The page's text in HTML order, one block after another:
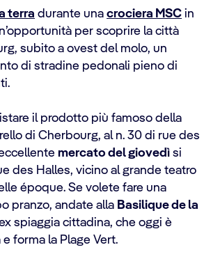
terra durante una crociera MSC in
per scoprire la città
subito a ovest del molo, un
di stradine pedonali pieno di
il prodotto più famoso della
di Cherbourg, al n. 30 di rue des
mercato del giovedì si
des Halles, vicino al grande teatro
époque. Se volete fare una
pranzo, andate alla Basilique de la
spiaggia cittadina, che oggi è
forma la Plage Vert.